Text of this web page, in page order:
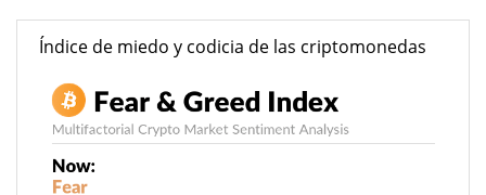
Índice de miedo y codicia de las criptomonedas